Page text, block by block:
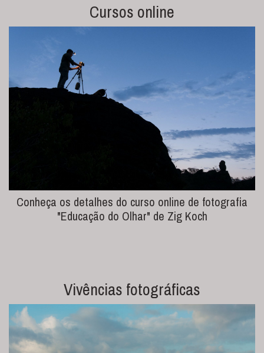
Cursos online
Conheça os detalhes do curso online de fotografia
"Educação do Olhar" de Zig Koch
Vivências fotográficas